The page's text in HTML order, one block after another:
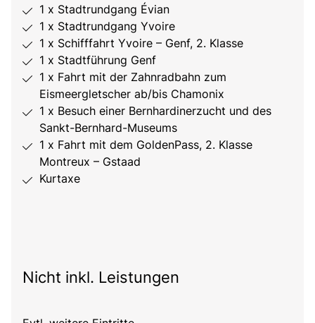
1 x Stadtrundgang Évian
1 x Stadtrundgang Yvoire
1 x Schifffahrt Yvoire – Genf, 2. Klasse
1 x Stadtführung Genf
1 x Fahrt mit der Zahnradbahn zum
Eismeergletscher ab/bis Chamonix
1 x Besuch einer Bernhardinerzucht und des
Sankt-Bernhard-Museums
1 x Fahrt mit dem GoldenPass, 2. Klasse
Montreux – Gstaad
Kurtaxe
Nicht inkl. Leistungen